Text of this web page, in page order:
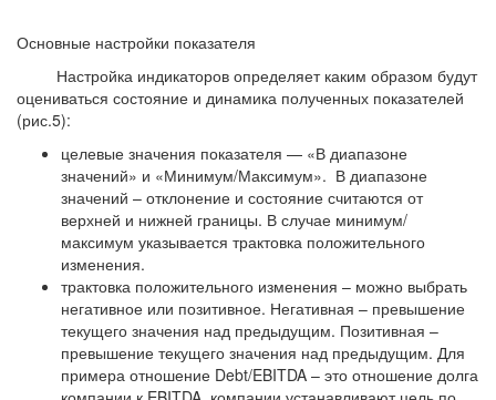
Основные настройки показателя
Настройка индикаторов определяет каким образом будут
оцениваться состояние и динамика полученных показателей
(рис.5):
целевые значения показателя — «В диапазоне
значений» и «Минимум/Максимум». В диапазоне
значений – отклонение и состояние считаются от
верхней и нижней границы. В случае минимум/
максимум указывается трактовка положительного
изменения.
трактовка положительного изменения – можно выбрать
негативное или позитивное. Негативная – превышение
текущего значения над предыдущим. Позитивная –
превышение текущего значения над предыдущим. Для
примера отношение Debt/EBITDA – это отношение долга